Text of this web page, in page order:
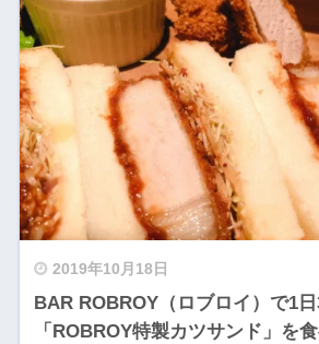
2019年10月18日
BAR ROBROY（ロブロイ）で1
「ROBROY特製カツサンド」を